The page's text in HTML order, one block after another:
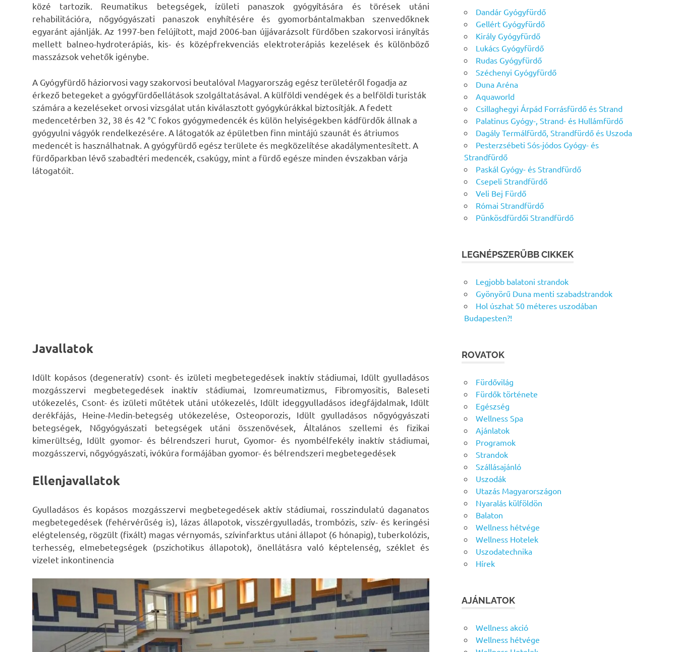
közé tartozik. Reumatikus betegségek, ízületi panaszok gyógyítására és törések utáni
rehabilitációra, nőgyógyászati panaszok enyhítésére és gyomorbántalmakban szenvedőknek
egyaránt ajánlják. Az 1997-ben felújított, majd 2006-ban újjávarázsolt fürdőben szakorvosi irányítás
mellett balneo-hydroterápiás, kis- és középfrekvenciás elektroterápiás kezelések és különböző
masszázsok vehetők igénybe.
A Gyógyfürdő háziorvosi vagy szakorvosi beutalóval Magyarország egész területéről fogadja az
érkező betegeket a gyógyfürdőellátások szolgáltatásával. A külföldi vendégek és a belföldi turisták
számára a kezeléseket orvosi vizsgálat után kiválasztott gyógykúrákkal biztosítják. A fedett
medencetérben 32, 38 és 42 °C fokos gyógymedencék és külön helyiségekben kádfürdők állnak a
gyógyulni vágyók rendelkezésére. A látogatók az épületben finn mintájú szaunát és átriumos
medencét is használhatnak. A gyógyfürdő egész területe és megközelítése akadálymentesített. A
fürdőparkban lévő szabadtéri medencék, csakúgy, mint a fürdő egésze minden évszakban várja
látogatóit.
Javallatok
Idült kopásos (degeneratív) csont- és izületi megbetegedések inaktív stádiumai, Idült gyulladásos
mozgásszervi megbetegedések inaktív stádiumai, Izomreumatizmus, Fibromyositis, Baleseti
utókezelés, Csont- és izületi műtétek utáni utókezelés, Idült ideggyulladásos idegfájdalmak, Idült
derékfájás, Heine-Medin-betegség utókezelése, Osteoporozis, Idült gyulladásos nőgyógyászati
betegségek, Nőgyógyászati betegségek utáni összenövések, Általános szellemi és fizikai
kimerültség, Idült gyomor- és bélrendszeri hurut, Gyomor- és nyombélfekély inaktív stádiumai,
mozgásszervi, nőgyógyászati, ivókúra formájában gyomor- és bélrendszeri megbetegedések
Ellenjavallatok
Gyulladásos és kopásos mozgásszervi megbetegedések aktív stádiumai, rosszindulatú daganatos
megbetegedések (fehérvérűség is), lázas állapotok, visszérgyulladás, trombózis, szív- és keringési
elégtelenség, rögzült (fixált) magas vérnyomás, szívinfarktus utáni állapot (6 hónapig), tuberkolózis,
terhesség, elmebetegségek (pszichotikus állapotok), önellátásra való képtelenség, széklet és
vizelet inkontinencia
Dandár Gyógyfürdő
Gellért Gyógyfürdő
Király Gyógyfürdő
Lukács Gyógyfürdő
Rudas Gyógyfürdő
Széchenyi Gyógyfürdő
Duna Aréna
Aquaworld
Csillaghegyi Árpád Forrásfürdő és Strand
Palatinus Gyógy-, Strand- és Hullámfürdő
Dagály Termálfürdő, Strandfürdő és Uszoda
Pesterzsébeti Sós-jódos Gyógy- és
Strandfürdő
Paskál Gyógy- és Strandfürdő
Csepeli Strandfürdő
Veli Bej Fürdő
Római Strandfürdő
Pünkösdfürdői Strandfürdő
LEGNÉPSZERŰBB CIKKEK
Legjobb balatoni strandok
Gyönyörű Duna menti szabadstrandok
Hol úszhat 50 méteres uszodában
Budapesten?!
ROVATOK
Fürdővilág
Fürdők története
Egészség
Wellness Spa
Ajánlatok
Programok
Strandok
Szállásajánló
Uszodák
Utazás Magyarországon
Nyaralás külföldön
Balaton
Wellness hétvége
Wellness Hotelek
Uszodatechnika
Hírek
AJÁNLATOK
Wellness akció
Wellness hétvége